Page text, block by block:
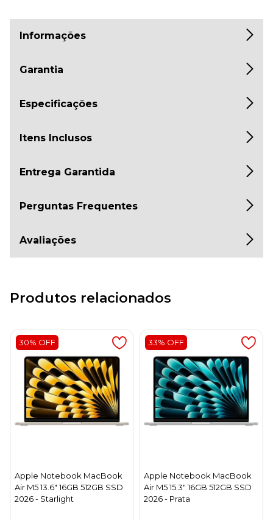
Informações
Garantia
Especificações
Itens Inclusos
Entrega Garantida
Perguntas Frequentes
Avaliações
Produtos relacionados
30% OFF
Apple Notebook MacBook
Air M5 13.6" 16GB 512GB SSD
2026 - Starlight
33% OFF
Apple Notebook MacBook
Air M5 15.3" 16GB 512GB SSD
2026 - Prata